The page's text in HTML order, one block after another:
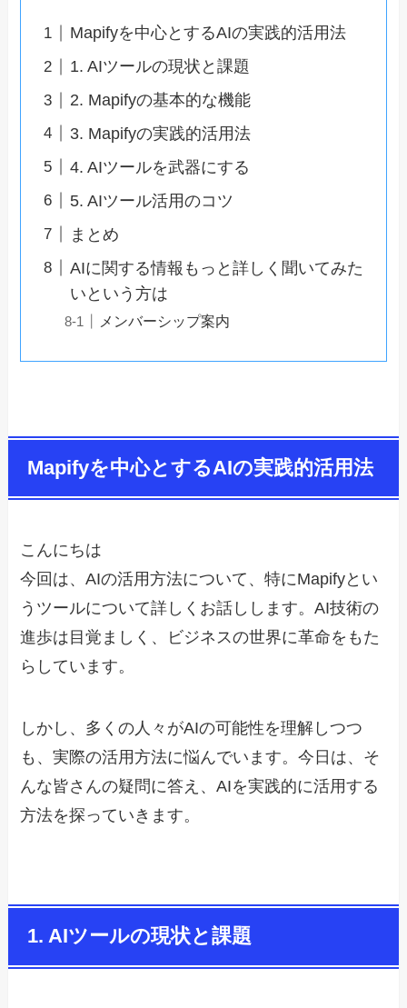
Mapifyを中心とするAIの実践的活用法
1. AIツールの現状と課題
2. Mapifyの基本的な機能
3. Mapifyの実践的活用法
4. AIツールを武器にする
5. AIツール活用のコツ
まとめ
AIに関する情報もっと詳しく聞いてみた
いという方は
メンバーシップ案内
Mapifyを中心とするAIの実践的活用法
こんにちは
今回は、AIの活用方法について、特にMapifyとい
うツールについて詳しくお話しします。AI技術の
進歩は目覚ましく、ビジネスの世界に革命をもた
らしています。
しかし、多くの人々がAIの可能性を理解しつつ
も、実際の活用方法に悩んでいます。今日は、そ
んな皆さんの疑問に答え、AIを実践的に活用する
方法を探っていきます。
1. AIツールの現状と課題